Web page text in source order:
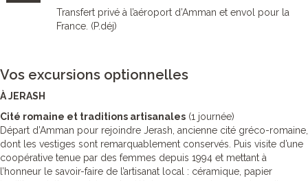
Transfert privé à l’aéroport d’Amman et envol pour la
France. (P.déj)
Vos excursions optionnelles
À JERASH
Cité romaine et traditions artisanales (1 journée)
Départ d’Amman pour rejoindre Jerash, ancienne cité gréco-romaine,
dont les vestiges sont remarquablement conservés. Puis visite d’une
coopérative tenue par des femmes depuis 1994 et mettant à
l’honneur le savoir-faire de l’artisanat local : céramique, papier